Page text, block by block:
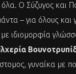
Ο Σύζυγος και
– για όλους
ιδιομορφία
γυναίκα με